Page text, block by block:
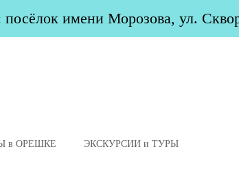
посёлок имени Морозова, ул.
в ОРЕШКЕ ЭКСКУРСИИ и ТУРЫ